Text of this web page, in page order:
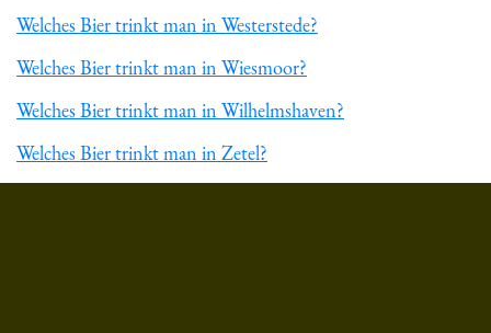
Welches Bier trinkt man in Westerstede?
Welches Bier trinkt man in Wiesmoor?
Welches Bier trinkt man in Wilhelmshaven?
Welches Bier trinkt man in Zetel?